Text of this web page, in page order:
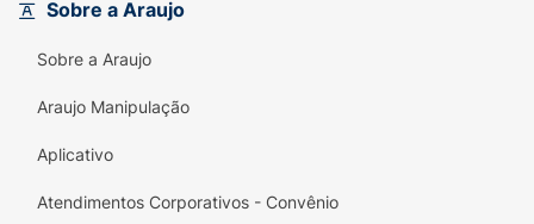
Sobre a Araujo
Sobre a Araujo
Araujo Manipulação
Aplicativo
Atendimentos Corporativos - Convênio